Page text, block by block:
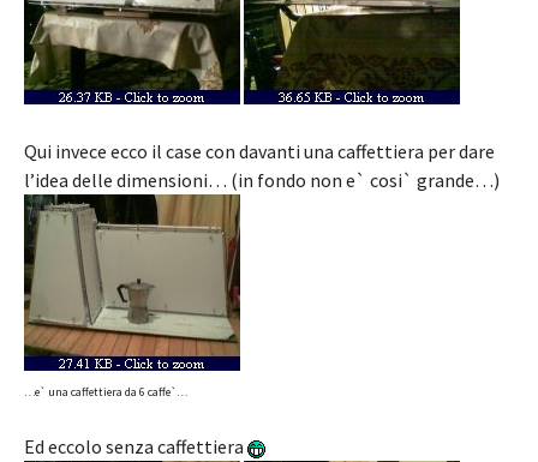
Qui invece ecco il case con davanti una caffettiera per dare
l’idea delle dimensioni… (in fondo non e` cosi` grande…)
…e` una caffettiera da 6 caffe`…
Ed eccolo senza caffettiera